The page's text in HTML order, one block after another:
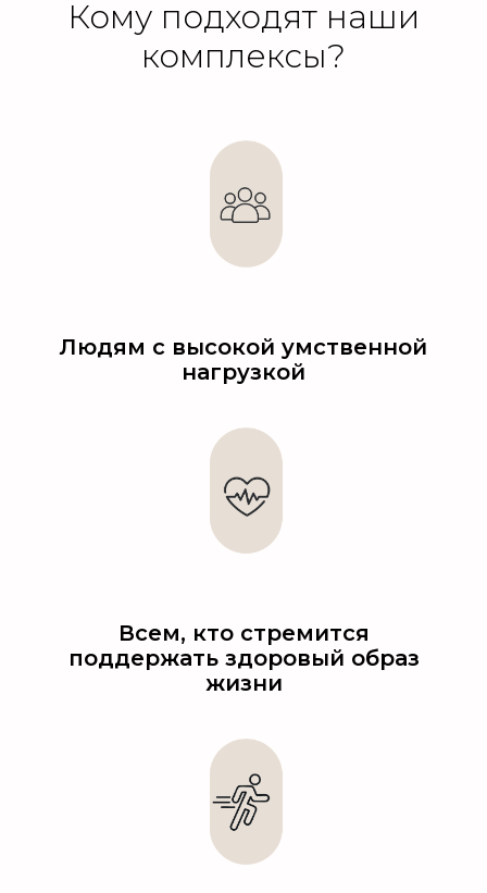
Кому подходят наши
комплексы?
Людям с высокой умственной
нагрузкой
Всем, кто стремится
поддержать здоровый образ
жизни